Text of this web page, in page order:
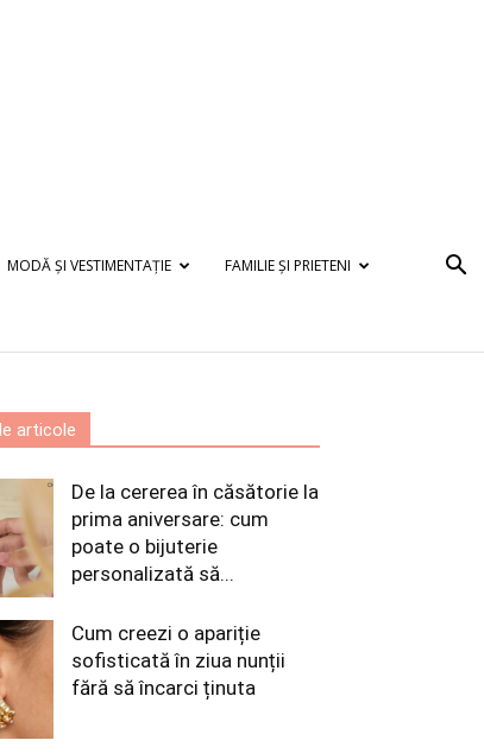
MODĂ ȘI VESTIMENTAȚIE FAMILIE ȘI PRIETENI
articole
De la cererea în căsătorie la
prima aniversare: cum
poate o bijuterie
personalizată să...
Cum creezi o apariție
sofisticată în ziua nunții
fără să încarci ținuta